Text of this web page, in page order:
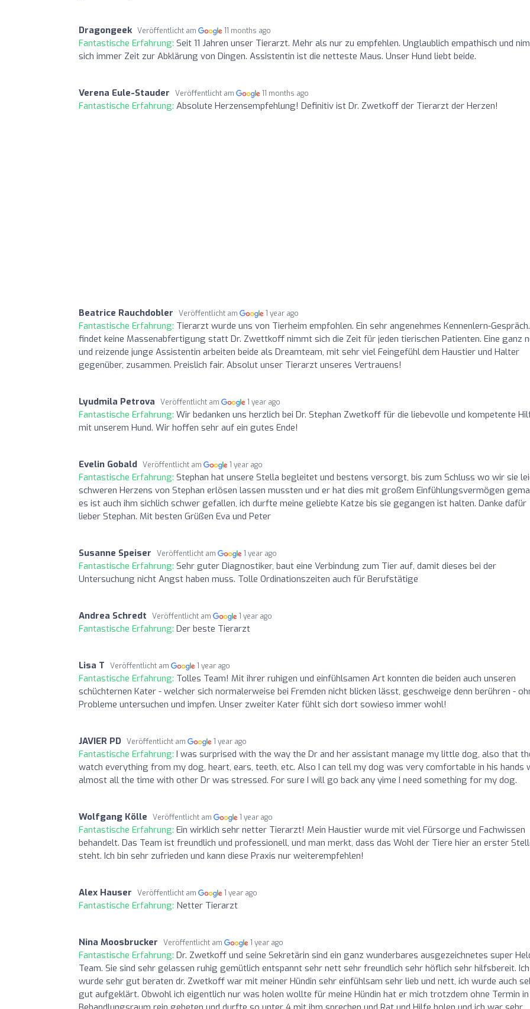
Dragongeek Veröffentlicht am 11 months ago
Fantastische Erfahrung: Seit 11 Jahren unser Tierarzt. Mehr als nur zu empfehlen. Unglaublich empathisch und
sich immer Zeit zur Abklärung von Dingen. Assistentin ist die netteste Maus. Unser Hund liebt beide.
Verena Eule-Stauder Veröffentlicht am 11 months ago
Fantastische Erfahrung: Absolute Herzensempfehlung! Definitiv ist Dr. Zwetkoff der Tierarzt der Herzen!
Beatrice Rauchdobler Veröffentlicht am 1 year ago
Fantastische Erfahrung: Tierarzt wurde uns von Tierheim empfohlen. Ein sehr angenehmes Kennenlern-
findet keine Massenabfertigung statt Dr. Zwettkoff nimmt sich die Zeit für jeden tierischen Patienten. Eine ganz
und reizende junge Assistentin arbeiten beide als Dreamteam, mit sehr viel Feingefühl dem Haustier und Halter
gegenüber, zusammen. Preislich fair. Absolut unser Tierarzt unseres Vertrauens!
Lyudmila Petrova Veröffentlicht am 1 year ago
Fantastische Erfahrung: Wir bedanken uns herzlich bei Dr. Stephan Zwetkoff für die liebevolle und kompetente
mit unserem Hund. Wir hoffen sehr auf ein gutes Ende!
Evelin Gobald Veröffentlicht am 1 year ago
Fantastische Erfahrung: Stephan hat unsere Stella begleitet und bestens versorgt, bis zum Schluss wo wir sie
schweren Herzens von Stephan erlösen lassen mussten und er hat dies mit großem Einfühlungsvermögen
es ist auch ihm sichlich schwer gefallen, ich durfte meine geliebte Katze bis sie gegangen ist halten. Danke dafür
lieber Stephan. Mit besten Grüßen Eva und Peter
Susanne Speiser Veröffentlicht am 1 year ago
Fantastische Erfahrung: Sehr guter Diagnostiker, baut eine Verbindung zum Tier auf, damit dieses bei der
Untersuchung nicht Angst haben muss. Tolle Ordinationszeiten auch für Berufstätige
Andrea Schredt Veröffentlicht am 1 year ago
Fantastische Erfahrung: Der beste Tierarzt
Lisa T Veröffentlicht am 1 year ago
Fantastische Erfahrung: Tolles Team! Mit ihrer ruhigen und einfühlsamen Art konnten die beiden auch unseren
schüchternen Kater - welcher sich normalerweise bei Fremden nicht blicken lässt, geschweige denn berühren -
Probleme untersuchen und impfen. Unser zweiter Kater fühlt sich dort sowieso immer wohl!
JAVIER PD Veröffentlicht am 1 year ago
Fantastische Erfahrung: I was surprised with the way the Dr and her assistant manage my little dog, also that
watch everything from my dog, heart, ears, teeth, etc. Also I can tell my dog was very comfortable in his hands
almost all the time with other Dr was stressed. For sure I will go back any yime I need something for my dog.
Wolfgang Kölle Veröffentlicht am 1 year ago
Fantastische Erfahrung: Ein wirklich sehr netter Tierarzt! Mein Haustier wurde mit viel Fürsorge und Fachwissen
behandelt. Das Team ist freundlich und professionell, und man merkt, dass das Wohl der Tiere hier an erster
steht. Ich bin sehr zufrieden und kann diese Praxis nur weiterempfehlen!
Alex Hauser Veröffentlicht am 1 year ago
Fantastische Erfahrung: Netter Tierarzt
Nina Moosbrucker Veröffentlicht am 1 year ago
Fantastische Erfahrung: Dr. Zwetkoff und seine Sekretärin sind ein ganz wunderbares ausgezeichnetes super
Team. Sie sind sehr gelassen ruhig gemütlich entspannt sehr nett sehr freundlich sehr höflich sehr hilfsbereit. Ich
wurde sehr gut beraten dr. Zwetkoff war mit meiner Hündin sehr einfühlsam sehr lieb und nett, ich wurde auch
gut aufgeklärt. Obwohl ich eigentlich nur was holen wollte für meine Hündin hat er mich trotzdem ohne Termin in